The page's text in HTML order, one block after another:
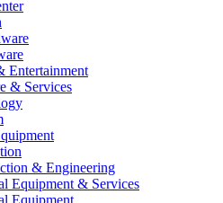
Entertainment
& Services
& Engineering
Equipment & Services
Equipment